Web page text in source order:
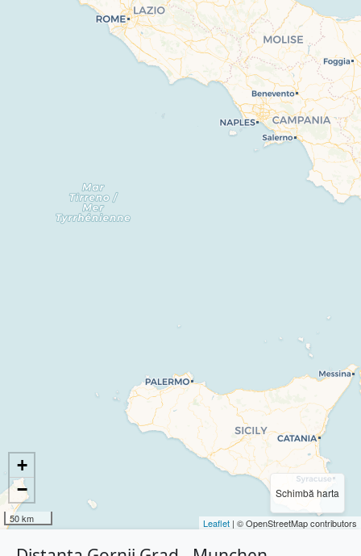
Schimbă harta
+
−
50 km Leaflet | © OpenStreetMap contributors